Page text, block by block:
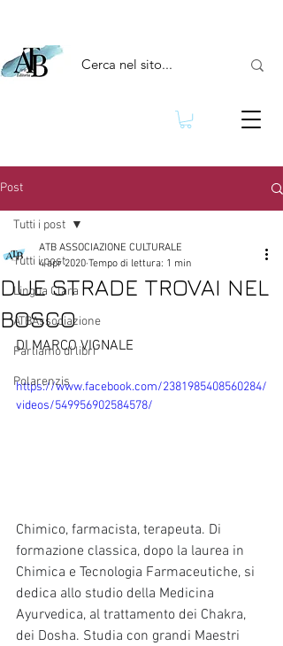
Post
Tutti i post
Lingua Clara
ATBAssociazione
Parliamo di libri
Polarenzis
Tutti i post
DUE STRADE TROVAI NEL
BOSCO
ATB ASSOCIAZIONE CULTURALE
4 apr 2020 Tempo di lettura: 1 min
DI MARCO VIGNALE
https://www.facebook.com/2381985408560284/
videos/549956902584578/
Chimico, farmacista, terapeuta. Di
formazione classica, dopo la laurea in
Chimica e Tecnologia Farmaceutiche, si
dedica allo studio della Medicina
Ayurvedica, al trattamento dei Chakra,
dei Dosha. Studia con grandi Maestri